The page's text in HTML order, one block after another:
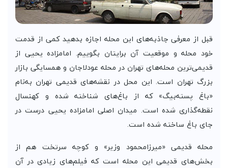
قبل از معرفی جاذبه‌های این محله اجازه بدهید کمی از قدمت
خود محله و موقعیت آن برایتان بگوییم. امامزاده یحیی از
قدیمی‌ترین محله‌های تهران در محله عودلاجان و همسایگی بازار
بزرگ تهران است. این محل در نقشه‌های قدیمی تهران به‌نام
«باغ پسته‌بیگ» که از باغ‌های شناخته شده و کهنسال
نقطه‌گذاری شده است. میدان اصلی امامزاده یحیی درست در
جای باغ ساخته شده است.
محله قدیمی «میرزامحمود وزیر» و کوچه سرتخت هم از
بخش‌های قدیمی این محله است که فیلم‌های زیادی در آن